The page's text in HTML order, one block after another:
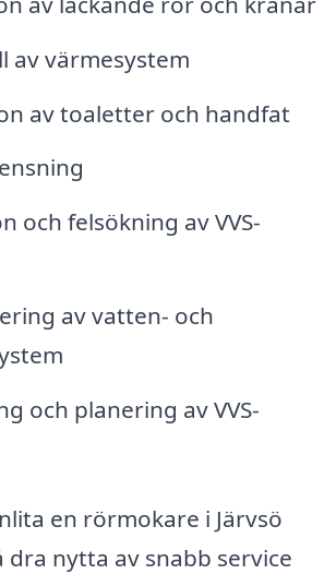
av värmesystem
av toaletter och handfat
och felsökning av VVS-
av vatten- och
och planering av VVS-
en rörmokare i Järvsö
dra nytta av snabb service